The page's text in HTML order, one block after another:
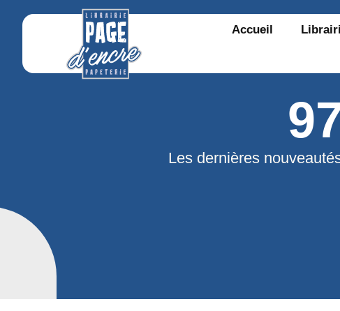
Accueil
Les dernières